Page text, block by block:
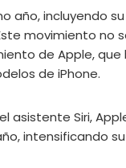
año, incluyendo
movimiento no
de Apple,
de iPhone.
asistente Siri,
intensificando